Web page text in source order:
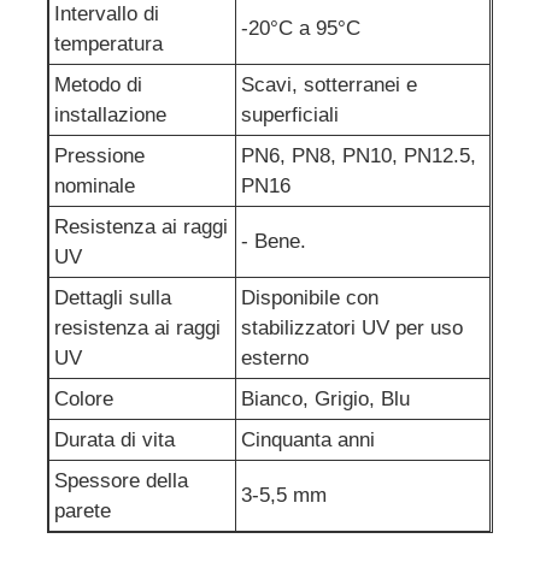
Intervallo di
temperatura
-20°C a 95°C
Metodo di
installazione
Scavi, sotterranei e
superficiali
Pressione
nominale
PN6, PN8, PN10, PN12.5,
PN16
Resistenza ai raggi
UV
- Bene.
Dettagli sulla
resistenza ai raggi
UV
Disponibile con
stabilizzatori UV per uso
esterno
Colore
Bianco, Grigio, Blu
Durata di vita
Cinquanta anni
Spessore della
parete
3-5,5 mm